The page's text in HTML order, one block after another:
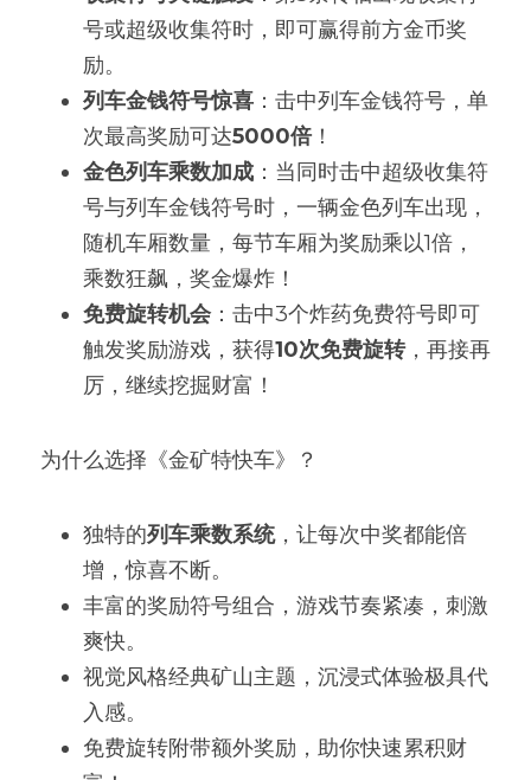
号或超级收集符时，即可赢得前方金币奖
励。
列车金钱符号惊喜 ：击中列车金钱符号，单
次最高奖励可达5000倍！
金色列车乘数加成 ：当同时击中超级收集符
号与列车金钱符号时，一辆金色列车出现，
随机车厢数量，每节车厢为奖励乘以1倍，
乘数狂飙，奖金爆炸！
免费旋转机会：击中3个炸药免费符号即可
触发奖励游戏，获得10次免费旋转，再接再
厉，继续挖掘财富！
为什么选择《金矿特快车》？
独特的列车乘数系统，让每次中奖都能倍
增，惊喜不断。
丰富的奖励符号组合，游戏节奏紧凑，刺激
爽快。
视觉风格经典矿山主题，沉浸式体验极具代
入感。
免费旋转附带额外奖励，助你快速累积财